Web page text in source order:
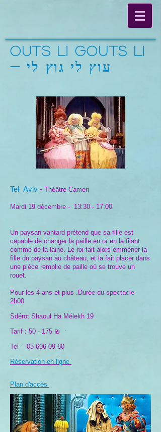
Outs li Gouts li
- עוץ לי גוץ לי
Tel Aviv - Théâtre Cameri
Mardi 19 décembre - 13:30 - 17:00
Un paysan vantard prétend que sa fille est
capable de changer la paille en or en la filant
comme de la laine. Le roi fait alors emmener la
fille du paysan au château, et la fait placer dans
une pièce remplie de paille où se trouve un
rouet.
Pour les 4 ans et plus .Durée du spectacle
2h00
Sdérot Shaoul Ha Mélekh 19
Tarif : 50 - 175 ₪
Tel - 03 606 09 60
Réservation en ligne
Plan d'accès